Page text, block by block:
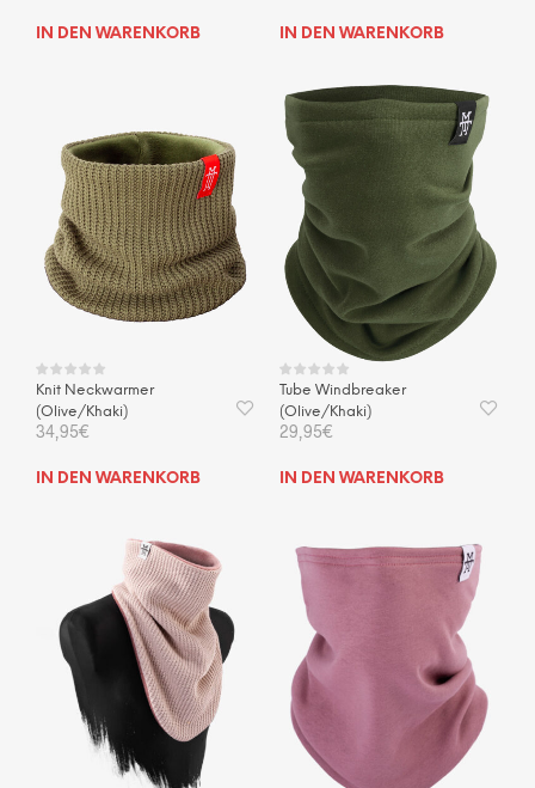
IN DEN WARENKORB IN DEN WARENKORB
Knit Neckwarmer
(Olive/Khaki)
34,95€
IN DEN WARENKORB
Tube Windbreaker
(Olive/Khaki)
29,95€
IN DEN WARENKORB